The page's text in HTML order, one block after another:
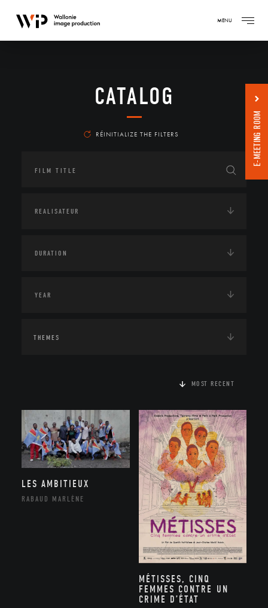
MENU
CATALOG
RÉINITIALIZE THE FILTERS
THEMES
MOST RECENT
LES AMBITIEUX
RABAUD MARLÈNE
MÉTISSES, CINQ
FEMMES CONTRE UN
CRIME D’ÉTAT
E-MEETING ROOM